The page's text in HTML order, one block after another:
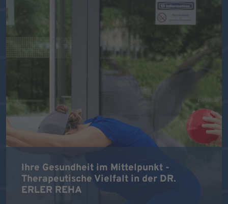
Ihre Gesundheit im Mittelpunkt -
Therapeutische Vielfalt in der DR.
ERLER REHA